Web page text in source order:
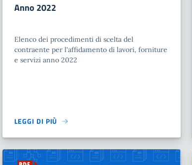
Anno 2022
Elenco dei procedimenti di scelta del
contraente per l'affidamento di lavori, forniture
e servizi anno 2022
LEGGI DI PIÙ